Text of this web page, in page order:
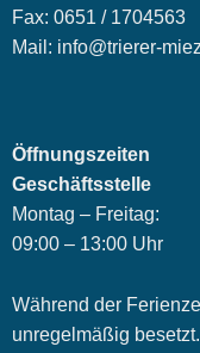
Fax: 0651 / 1704563
Mail: info@trierer-
Öffnungszeiten
Geschäftsstelle
Montag – Freitag:
09:00 – 13:00 Uhr
Während der
unregelmäßig